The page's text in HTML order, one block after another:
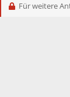
k Für weitere